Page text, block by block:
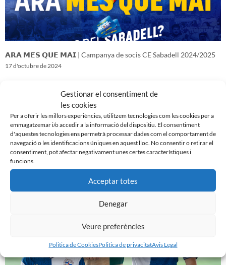
Gestionar el consentiment de
les cookies
Per a oferir les millors experiències, utilitzem tecnologies com les cookies per a
emmagatzemar i/o accedir a la informació del dispositiu. El consentiment
d'aquestes tecnologies ens permetrà processar dades com el comportament de
navegació o les identificacions úniques en aquest lloc. No consentir o retirar el
consentiment, pot afectar negativament unes certes característiques i
funcions.
Acceptar totes
Denegar
Veure preferències
Politica de CookiesPolitica de privacitatAvis Legal
𝗔𝗥𝗔 𝗠𝗘́𝗦 𝗤𝗨𝗘 𝗠𝗔𝗜 | Campanya de socis CE Sabadell 2024/2025
17 d'octubre de 2024
𝑽𝒆𝒏𝒊𝒎 𝒅’𝒖𝒏𝒂 𝒈𝒓𝒂𝒏 𝒃𝒂𝒕𝒂𝒍𝒍𝒂…𝒊 𝒂𝒏𝒆𝒎 𝒂 𝒑𝒆𝒓 𝒍𝒂 𝒔𝒆𝒈𝒖̈𝒆𝒏𝒕